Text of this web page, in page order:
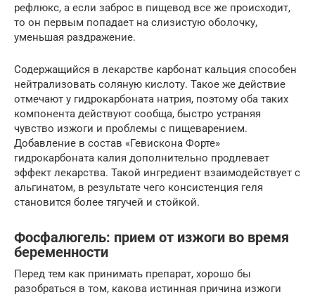
рефлюкс, а если заброс в пищевод все же происходит,
то он первым попадает на слизистую оболочку,
уменьшая раздражение.
Содержащийся в лекарстве карбонат кальция способен
нейтрализовать соляную кислоту. Такое же действие
отмечают у гидрокарбоната натрия, поэтому оба таких
компонента действуют сообща, быстро устраняя
чувство изжоги и проблемы с пищеварением.
Добавление в состав «Гевискона Форте»
гидрокарбоната калия дополнительно продлевает
эффект лекарства. Такой ингредиент взаимодействует с
альгинатом, в результате чего консистенция геля
становится более тягучей и стойкой.
Фосфалюгель: прием от изжоги во время
беременности
Перед тем как принимать препарат, хорошо бы
разобраться в том, какова истинная причина изжоги